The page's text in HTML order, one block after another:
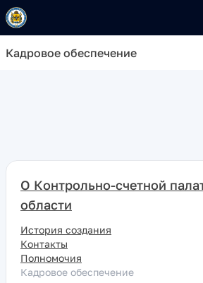
Кадровое обеспечение
О Контрольно-счетной
области
История создания
Контакты
Полномочия
Кадровое обеспечение